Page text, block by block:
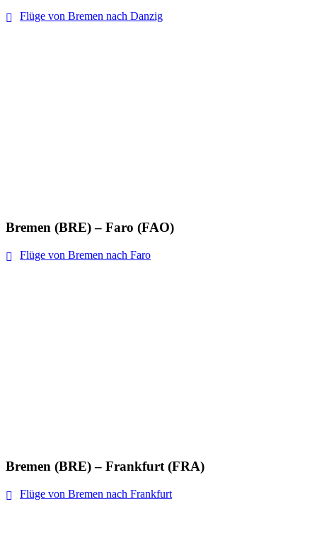
Flüge von Bremen nach Danzig
Bremen (BRE) – Faro (FAO)
Flüge von Bremen nach Faro
Bremen (BRE) – Frankfurt (FRA)
Flüge von Bremen nach Frankfurt